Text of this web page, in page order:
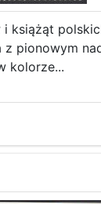
książąt
z pionowym
kolorze...